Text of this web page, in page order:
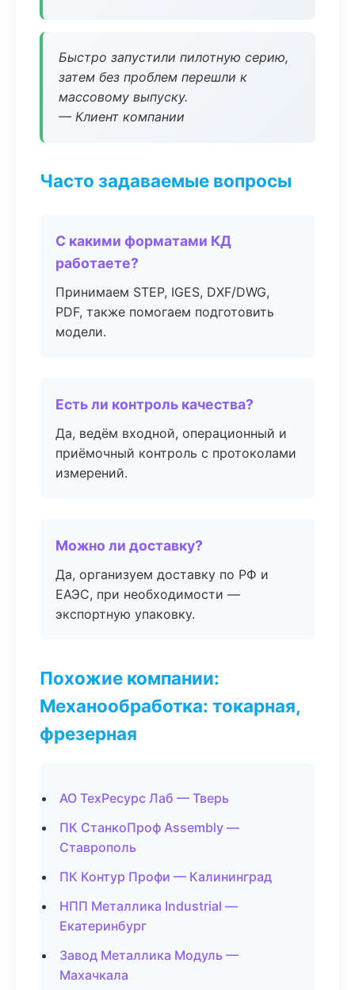
Быстро запустили пилотную серию,
затем без проблем перешли к
массовому выпуску.
— Клиент компании
Часто задаваемые вопросы
С какими форматами КД
работаете?
Принимаем STEP, IGES, DXF/DWG,
PDF, также помогаем подготовить
модели.
Есть ли контроль качества?
Да, ведём входной, операционный и
приёмочный контроль с протоколами
измерений.
Можно ли доставку?
Да, организуем доставку по РФ и
ЕАЭС, при необходимости —
экспортную упаковку.
Похожие компании:
Механообработка: токарная,
фрезерная
АО ТехРесурс Лаб — Тверь
ПК СтанкоПроф Assembly —
Ставрополь
ПК Контур Профи — Калининград
НПП Металлика Industrial —
Екатеринбург
Завод Металлика Модуль —
Махачкала